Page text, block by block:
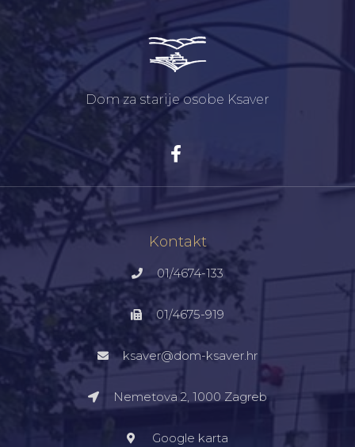
Dom za starije osobe Ksaver
Kontakt
01/4674-133
01/4675-919
ksaver@dom-ksaver.hr
Nemetova 2, 1000 Zagreb​
Google karta